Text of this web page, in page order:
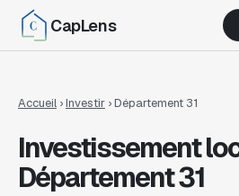
CapLens
Accueil ›Investir ›Département 31
Investissement
Département31